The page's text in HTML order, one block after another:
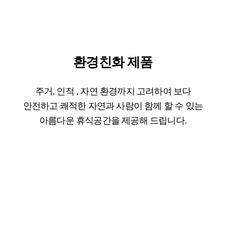
환경친화 제품
주거, 인적 , 자연 환경까지 고려하여 보다
안전하고 쾌적한 자연과 사람이 함께 할 수 있는
아름다운 휴식공간을 제공해 드립니다.